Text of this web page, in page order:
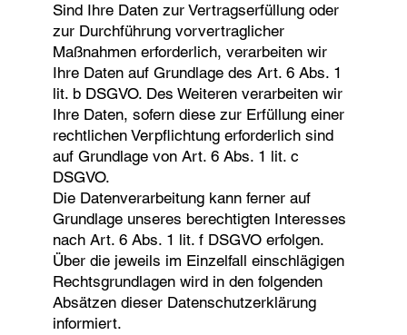
Sind Ihre Daten zur Vertragserfüllung oder
zur Durchführung vorvertraglicher
Maßnahmen erforderlich, verarbeiten wir
Ihre Daten auf Grundlage des Art. 6 Abs. 1
lit. b DSGVO. Des Weiteren verarbeiten wir
Ihre Daten, sofern diese zur Erfüllung einer
rechtlichen Verpflichtung erforderlich sind
auf Grundlage von Art. 6 Abs. 1 lit. c
DSGVO.
Die Datenverarbeitung kann ferner auf
Grundlage unseres berechtigten Interesses
nach Art. 6 Abs. 1 lit. f DSGVO erfolgen.
Über die jeweils im Einzelfall einschlägigen
Rechtsgrundlagen wird in den folgenden
Absätzen dieser Datenschutzerklärung
informiert.